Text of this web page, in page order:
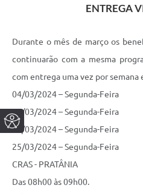
ENTREGA
Durante o mês de março os
continuarão com a mesma
com entrega uma vez por
04/03/2024 – Segunda-Feira
11/03/2024 – Segunda-Feira
18/03/2024 – Segunda-Feira
25/03/2024 – Segunda-Feira
CRAS - PRATÂNIA
Das 08h00 às 09h00.